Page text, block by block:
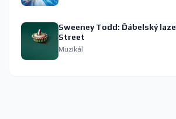
Sweeney Todd: Ďábelský
Street
Muzikál